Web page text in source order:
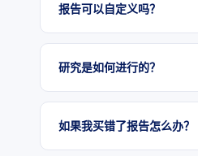
报告可以自定义吗？
研究是如何进行的？
如果我买错了报告怎么办？